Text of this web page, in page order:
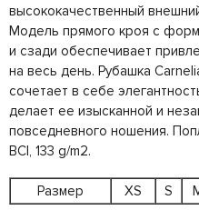
высококачественный
Модель прямого кроя с
и сзади обеспечивает
на весь день. Рубашка
сочетает в себе
делает ее изысканной и
повседневного ношения.
BCI, 133 g/m2.
Размер XS S